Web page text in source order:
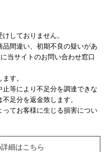
しておりません。
間違い、初期不良の疑いがあ
当サイトのお問い合わせ窓口
す。
等により不足分を調達できな
足分を返金致します。
てお客様に生じる損害につい
細はこちら